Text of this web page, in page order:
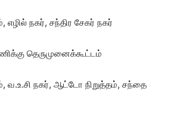
நகர், சந்திர சேகர் நகர்
தெருமுனைக்கூட்டம்
வ.உ.சி நகர், ஆட்டோ நிறுத்தம், சந்தை